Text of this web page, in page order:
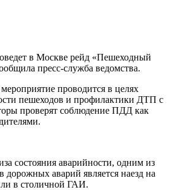
в Москве рейд «Пешеходный
пресс-служба ведомства.
проводится в целях
пешеходов и профилактики ДТП с
проверят соблюдение ПДД как
состояния аварийности, одним из
аварий является наезд на
в столичной ГАИ.